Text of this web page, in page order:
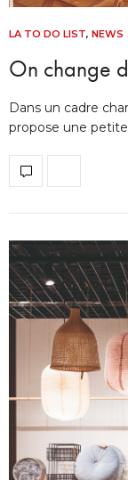
LA TO DO LIST, NEWS
On change
Dans un cadre
propose une